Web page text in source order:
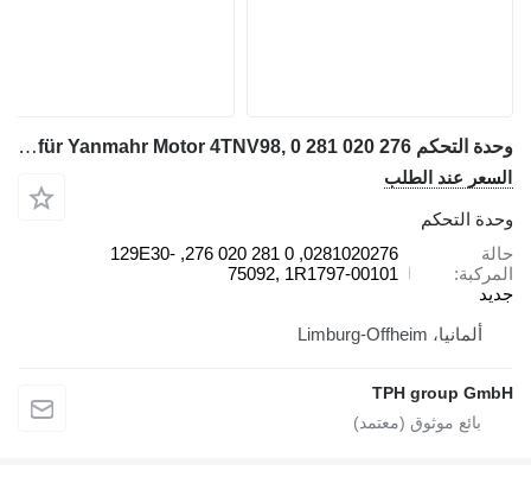
وحدة التحكم Bosch 0281020276 Steuergerät für Yanmahr Motor 4TNV98, 0 281 020 276, لـ آلات البناء Yanmar
السعر عند الطلب
وحدة التحكم
حالة
المركبة
جديد
0281020276, 0 281 020 276, 129E30-
75092, 1R1797-00101
ألمانيا، Limburg-Offheim
TPH group GmbH